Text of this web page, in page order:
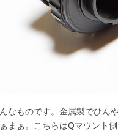
なものです。金属製でひん
まぁ。こちらはQマウント側